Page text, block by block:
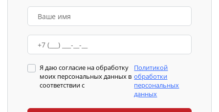
Я даю согласие на обработку
моих персональных данных в
соответствии с
Политикой
обработки
персональных
данных